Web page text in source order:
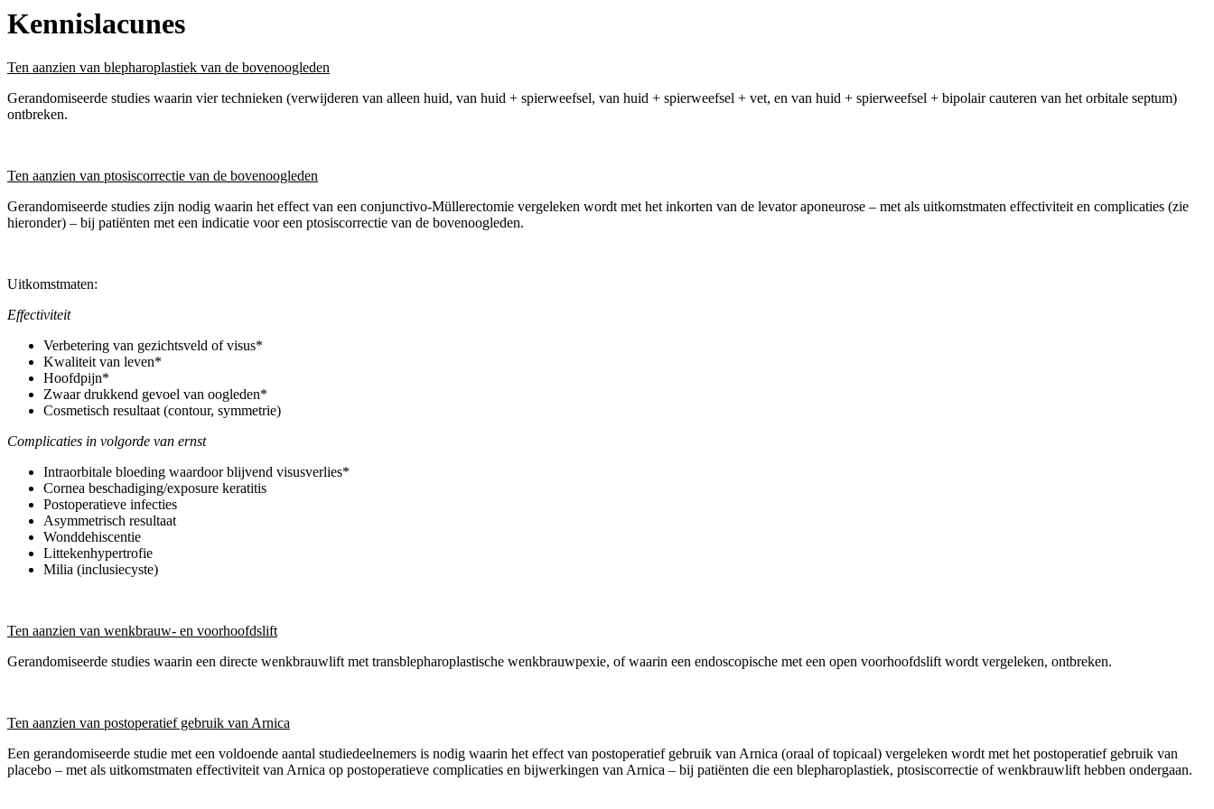
Kennislacunes
Ten aanzien van blepharoplastiek van de bovenoogleden
Gerandomiseerde studies waarin vier technieken (verwijderen van alleen huid, van huid + spierweefsel, van huid + spierweefsel + vet, en van huid + spierweefsel + bipolair cauteren van het orbitale septum)
ontbreken.
Ten aanzien van ptosiscorrectie van de bovenoogleden
Gerandomiseerde studies zijn nodig waarin het effect van een conjunctivo-Müllerectomie vergeleken wordt met het inkorten van de levator aponeurose – met als uitkomstmaten effectiviteit en complicaties (zie
hieronder) – bij patiënten met een indicatie voor een ptosiscorrectie van de bovenoogleden.
Uitkomstmaten:
Effectiviteit
Verbetering van gezichtsveld of visus*
Kwaliteit van leven*
Hoofdpijn*
Zwaar drukkend gevoel van oogleden*
Cosmetisch resultaat (contour, symmetrie)
Complicaties in volgorde van ernst
Intraorbitale bloeding waardoor blijvend visusverlies*
Cornea beschadiging/exposure keratitis
Postoperatieve infecties
Asymmetrisch resultaat
Wonddehiscentie
Littekenhypertrofie
Milia (inclusiecyste)
Ten aanzien van wenkbrauw- en voorhoofdslift
Gerandomiseerde studies waarin een directe wenkbrauwlift met transblepharoplastische wenkbrauwpexie, of waarin een endoscopische met een open voorhoofdslift wordt vergeleken, ontbreken.
Ten aanzien van postoperatief gebruik van Arnica
Een gerandomiseerde studie met een voldoende aantal studiedeelnemers is nodig waarin het effect van postoperatief gebruik van Arnica (oraal of topicaal) vergeleken wordt met het postoperatief gebruik van
placebo – met als uitkomstmaten effectiviteit van Arnica op postoperatieve complicaties en bijwerkingen van Arnica – bij patiënten die een blepharoplastiek, ptosiscorrectie of wenkbrauwlift hebben ondergaan.